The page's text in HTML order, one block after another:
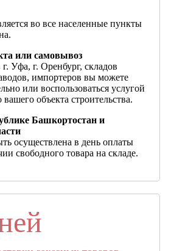
во все населенные пункты
или самовывоз
Уфа, г. Оренбург, складов
импортеров вы можете
или воспользоваться услугой
вашего объекта строительства.
Башкортостан и
осуществлена в день оплаты
свободного товара на складе.